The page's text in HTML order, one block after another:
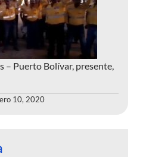
Puerto Bolívar, presente,
10, 2020